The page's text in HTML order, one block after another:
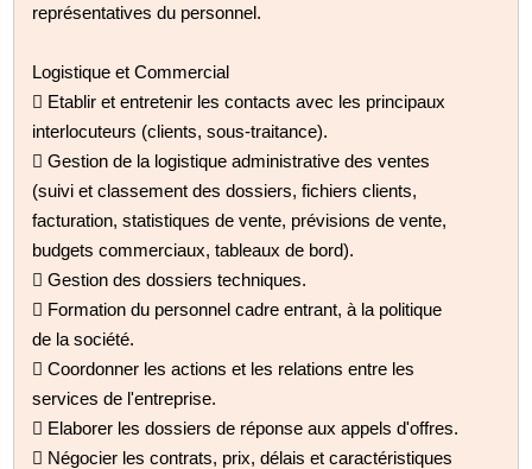
représentatives du personnel.
Logistique et Commercial
 Etablir et entretenir les contacts avec les principaux
interlocuteurs (clients, sous-traitance).
 Gestion de la logistique administrative des ventes
(suivi et classement des dossiers, fichiers clients,
facturation, statistiques de vente, prévisions de vente,
budgets commerciaux, tableaux de bord).
 Gestion des dossiers techniques.
 Formation du personnel cadre entrant, à la politique
de la société.
 Coordonner les actions et les relations entre les
services de l'entreprise.
 Elaborer les dossiers de réponse aux appels d'offres.
 Négocier les contrats, prix, délais et caractéristiques